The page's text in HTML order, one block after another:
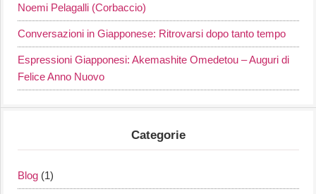
Noemi Pelagalli (Corbaccio)
Conversazioni in Giapponese: Ritrovarsi dopo tanto tempo
Espressioni Giapponesi: Akemashite Omedetou – Auguri di
Felice Anno Nuovo
Categorie
Blog (1)